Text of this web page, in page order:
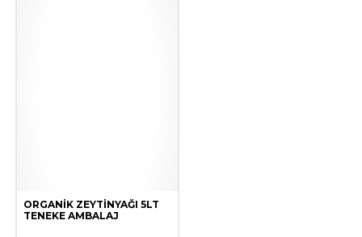
ORGANIK ZEYTINYAĞI 5LT
TENEKE AMBALAJ